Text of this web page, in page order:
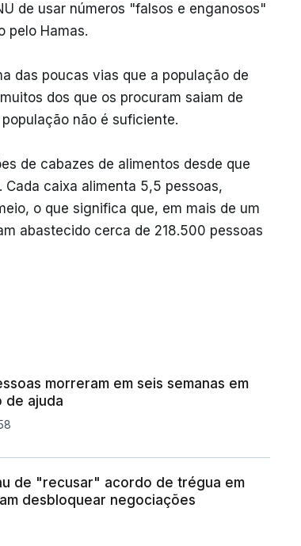
de usar números "falsos e enganosos"
pelo Hamas.
das poucas vias que a população de
dos que os procuram saiam de
não é suficiente.
de cabazes de alimentos desde que
caixa alimenta 5,5 pessoas,
o que significa que, em mais de um
abastecido cerca de 218.500 pessoas
morreram em seis semanas em
de ajuda
de "recusar" acordo de trégua em
desbloquear negociações